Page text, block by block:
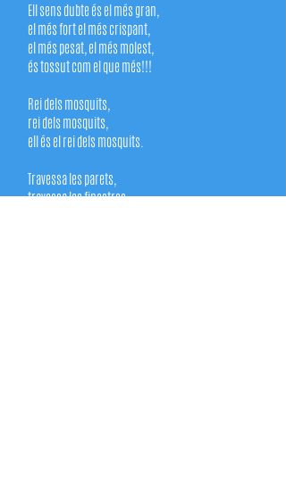
Ell sens dubte és el més gran,
el més fort el més crispant,
el més pesat, el més molest,
és tossut com el que més!!!
Rei dels mosquits,
rei dels mosquits,
ell és el rei dels mosquits.
Travessa les parets,
travessa les finestres.